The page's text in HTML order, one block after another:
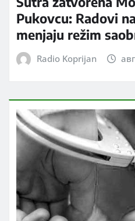
Pukovcu: Radovi
menjaju režim
Radio Koprijan